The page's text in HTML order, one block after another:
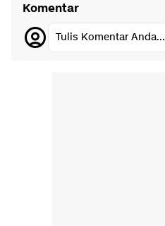
Komentar
Tulis Komentar Anda...